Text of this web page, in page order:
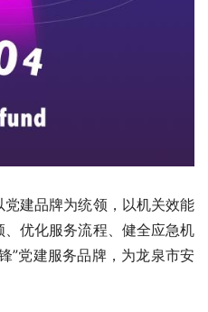
建品牌为统领，以机关效能
优化服务流程、健全应急机
”党建服务品牌，为龙泉市安